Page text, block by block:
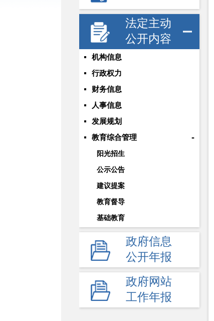
法定主动
公开内容
机构信息
行政权力
财务信息
人事信息
发展规划
教育综合管理
-
阳光招生
公示公告
建议提案
教育督导
基础教育
职业与成人教育
高等教育
民办教育
教师工作
体育卫生与艺术教育
政府信息
公开年报
政府网站
工作年报